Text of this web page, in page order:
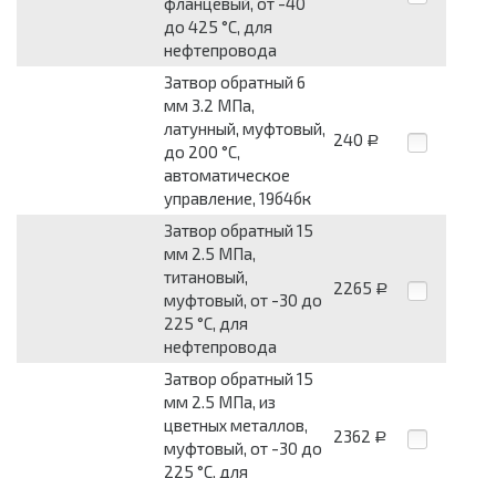
до 425 °С, для
нефтепровода
Затвор обратный 6
мм 3.2 МПа,
латунный, муфтовый,
до 200 °С,
автоматическое
управление, 19б4бк
240 Р
Затвор обратный 15
мм 2.5 МПа,
титановый,
муфтовый, от -30 до
225 °С, для
нефтепровода
2265 Р
Затвор обратный 15
мм 2.5 МПа, из
цветных металлов,
муфтовый, от -30 до
225 °С, для
2362 Р